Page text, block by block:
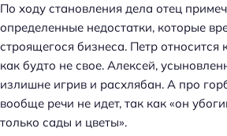
По ходу становления дела отец
определенные недостатки, которые
строящегося бизнеса. Петр относится
как будто не свое. Алексей,
излишне игрив и расхлябан. А про
вообще речи не идет, так как «он
только сады и цветы».